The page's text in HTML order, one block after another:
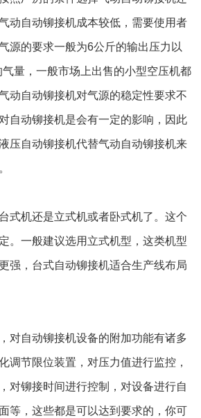
动自动铆接机成本较低，需要使用者
源的要求一般为6公斤的输出压力以
量，一般市场上出售的小型空压机都
动自动铆接机对气源的稳定性要求不
自动铆接机是会有一定的影响，因此
压自动铆接机代替气动自动铆接机来
机还是立式机或者卧式机了。这个
。一般建议选用立式机型，这类机型
强，台式自动铆接机适合生产线布局
自动铆接机设备的附加功能有诸多
调节限位装置，对压力值进行监控，
对铆接时间进行控制，对设备进行自
等，这些都是可以达到要求的，你可